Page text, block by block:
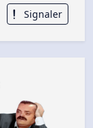
Signaler